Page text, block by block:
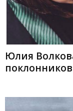
Юлия
поклонников